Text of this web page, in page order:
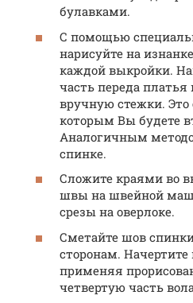
булавками.
С помощью
нарисуйте на
каждой выкройки.
часть переда платья
вручную стежки. Это
которым Вы будете
Аналогичным
спинке.
Сложите краями во
швы на швейной
срезы на оверлоке.
Сметайте шов
сторонам. Начертите
применяя
четвертую часть